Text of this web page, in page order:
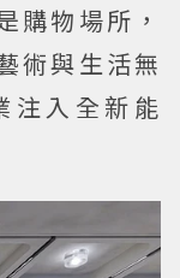
購物場所，
術與生活無
注入全新能